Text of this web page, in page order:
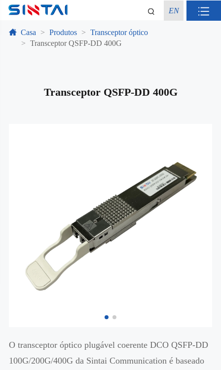
EN
Casa Produtos
Transceptor óptico
Transceptor QSFP-DD 400G
Transceptor QSFP-DD 400G
O transceptor óptico plugável coerente DCO QSFP-DD
100G/200G/400G da Sintai Communication é baseado